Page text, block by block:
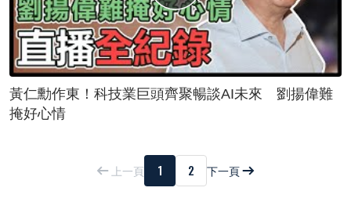
黃仁勳作東！科技業巨頭齊聚暢談AI未來 劉揚偉難
掩好心情
上一頁 1 2 下一頁